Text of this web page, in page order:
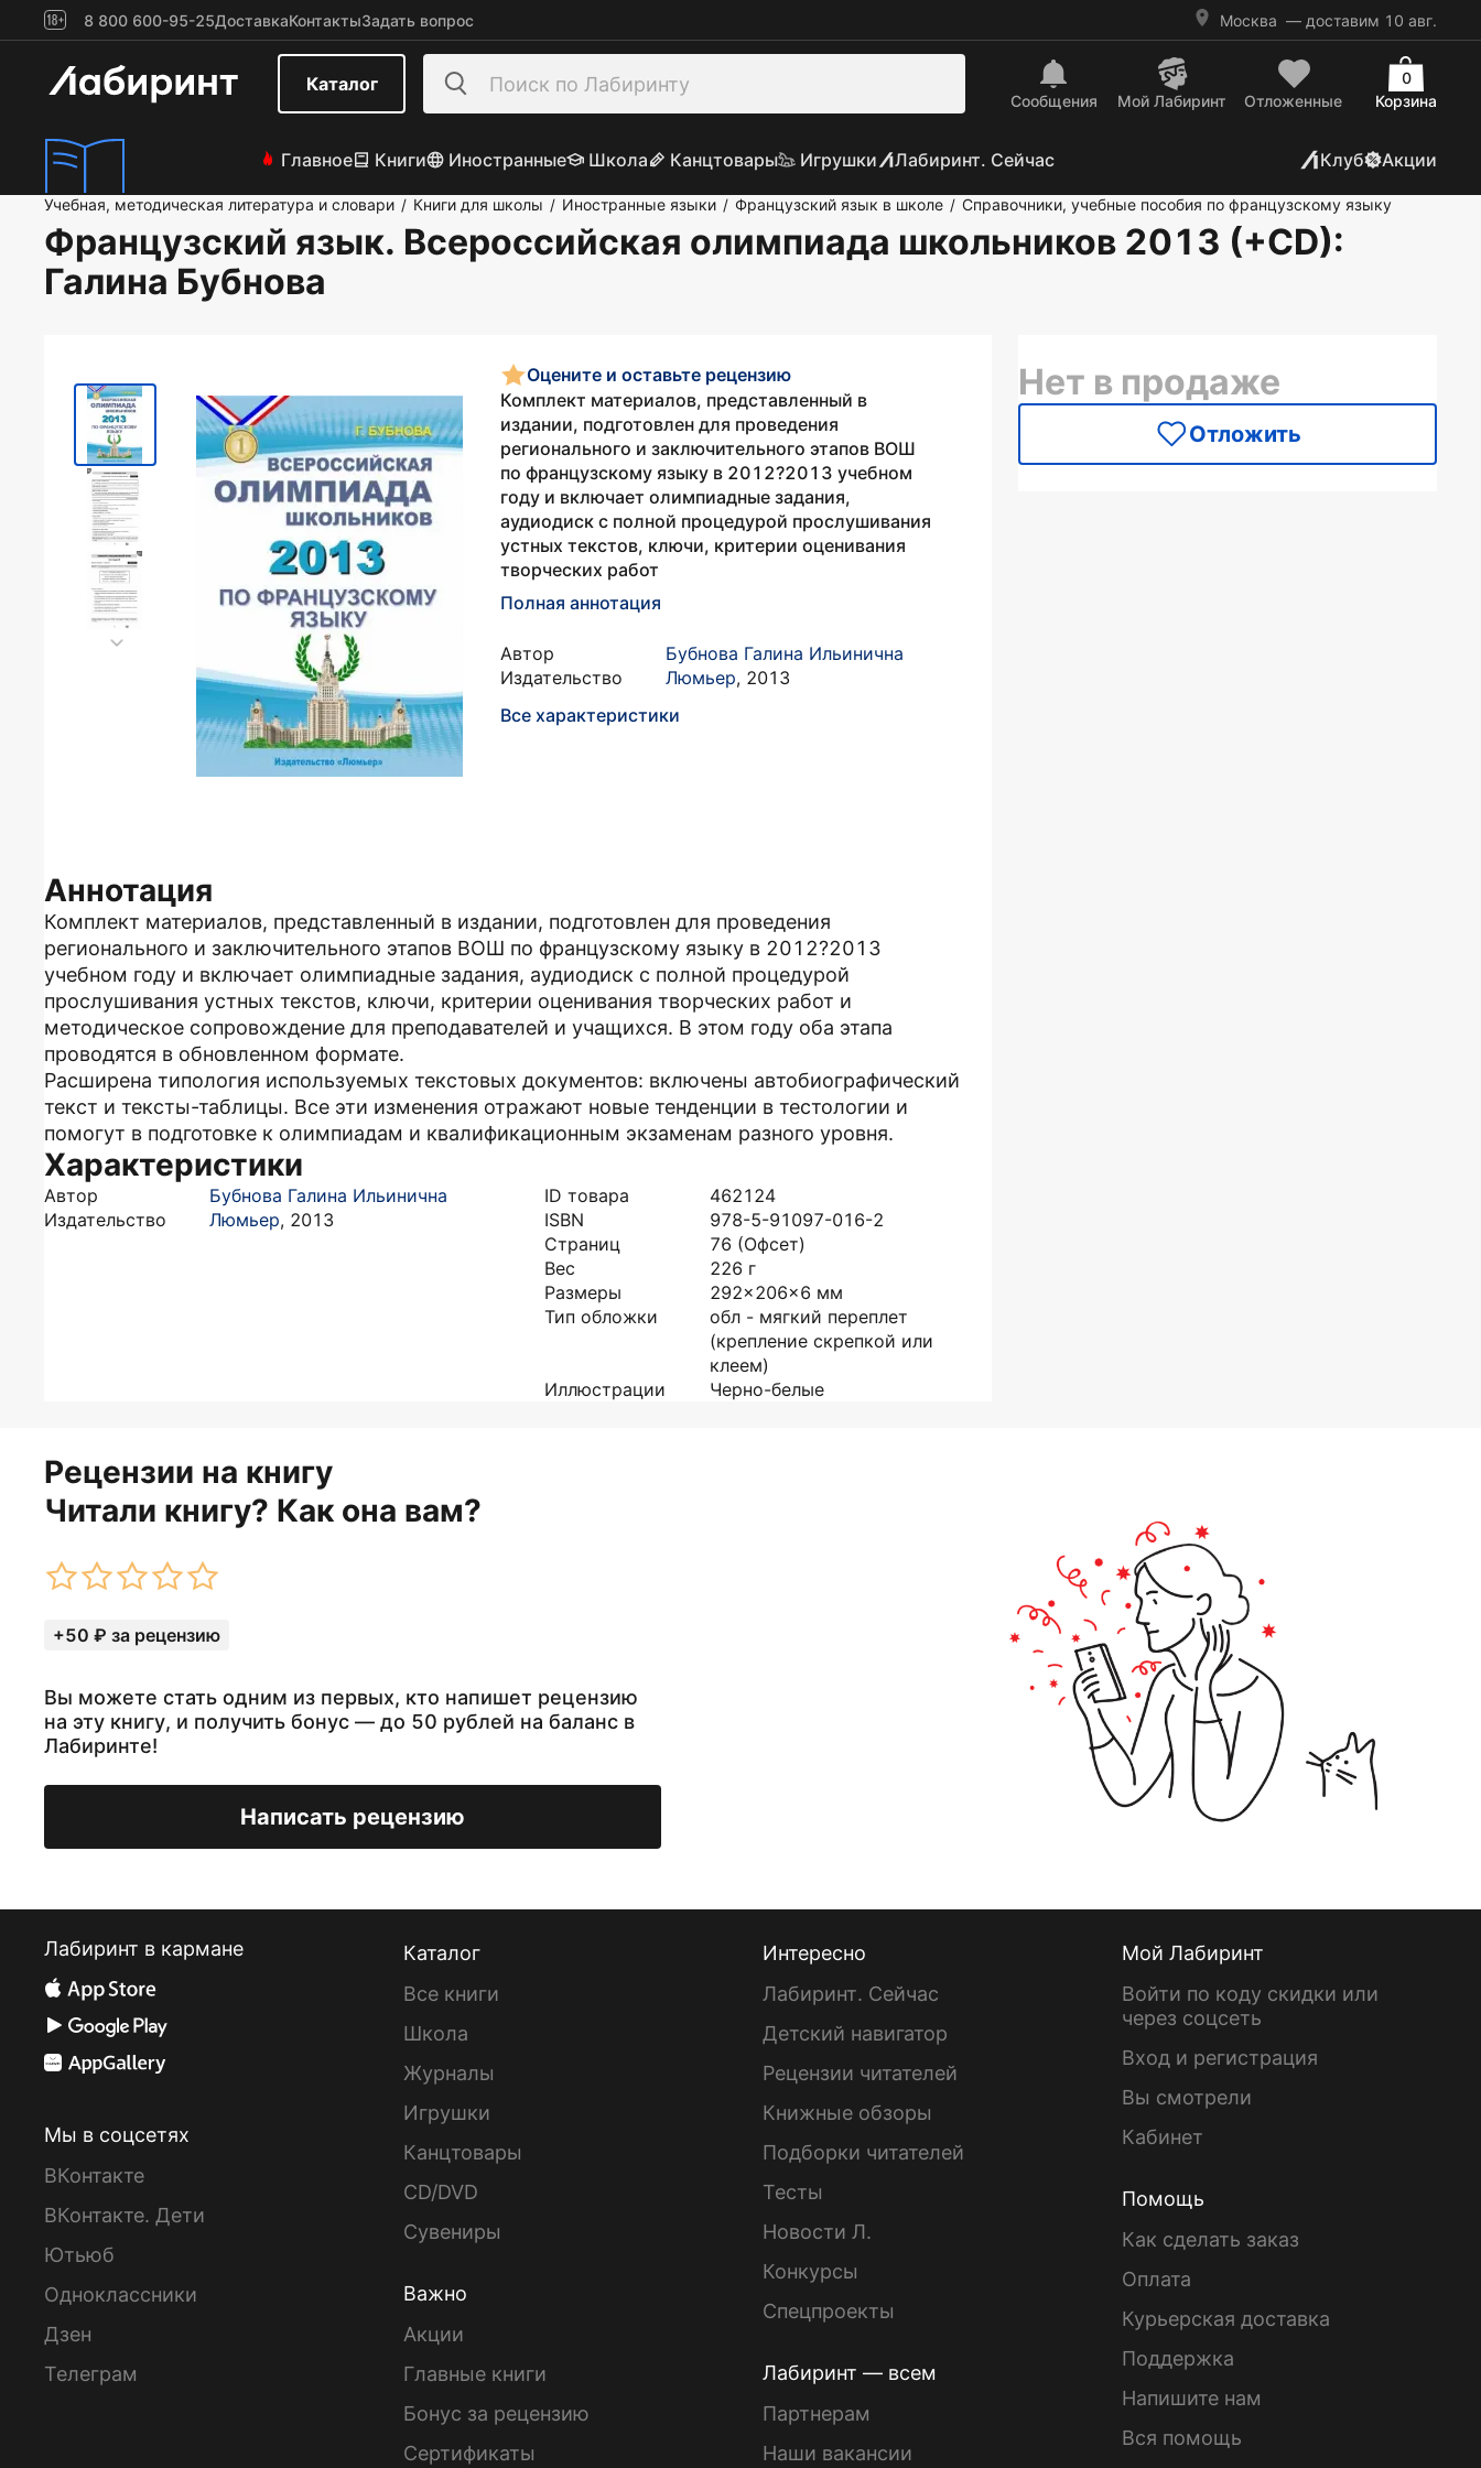
8 800 600-95-25ДоставкаКонтактыЗадать вопрос Москва — доставим 10 авг.
Каталог
Сообщения Mой Лабиринт Отложенные Корзина
0
Главное Книги Иностранные Школа Канцтовары Игрушки Лабиринт. Сейчас Клуб Акции
Учебная, методическая литература и словари / Книги для школы / Иностранные языки / Французский язык в школе / Справочники, учебные пособия по французскому языку
Французский язык. Всероссийская олимпиада школьников 2013 (+CD):
Галина Бубнова
Оцените и оставьте рецензию
Комплект материалов, представленный в
издании, подготовлен для проведения
регионального и заключительного этапов ВОШ
по французскому языку в 2012?2013 учебном
году и включает олимпиадные задания,
аудиодиск с полной процедурой прослушивания
устных текстов, ключи, критерии оценивания
творческих работ
Полная аннотация
Автор
Бубнова Галина Ильинична
Издательство
Люмьер, 2013
Все характеристики
Аннотация
Комплект материалов, представленный в издании, подготовлен для проведения
регионального и заключительного этапов ВОШ по французскому языку в 2012?2013
учебном году и включает олимпиадные задания, аудиодиск с полной процедурой
прослушивания устных текстов, ключи, критерии оценивания творческих работ и
методическое сопровождение для преподавателей и учащихся. В этом году оба этапа
проводятся в обновленном формате.
Расширена типология используемых текстовых документов: включены автобиографический
текст и тексты-таблицы. Все эти изменения отражают новые тенденции в тестологии и
помогут в подготовке к олимпиадам и квалификационным экзаменам разного уровня.
Характеристики
Автор
Бубнова Галина Ильинична
Издательство
Люмьер, 2013
ID товара
462124
ISBN
978-5-91097-016-2
Страниц
76 (Офсет)
Вес
226 г
Размеры
292x206x6 мм
Тип обложки
обл - мягкий переплет
(крепление скрепкой или
клеем)
Иллюстрации
Черно-белые
Нет в продаже
Отложить
Рецензии на книгу
Читали книгу? Как она вам?
+50 ₽ за рецензию
Вы можете стать одним из первых, кто напишет рецензию
на эту книгу, и получить бонус — до 50 рублей на баланс в
Лабиринте!
Написать рецензию
Лабиринт в кармане
Мы в соцсетях
ВКонтакте
ВКонтакте. Дети
Ютьюб
Одноклассники
Дзен
Телеграм
Каталог
Все книги
Школа
Журналы
Игрушки
Канцтовары
CD/DVD
Сувениры
Важно
Акции
Главные книги
Бонус за рецензию
Сертификаты
Интересно
Лабиринт. Сейчас
Детский навигатор
Рецензии читателей
Книжные обзоры
Подборки читателей
Тесты
Новости Л.
Конкурсы
Спецпроекты
Лабиринт — всем
Партнерам
Наши вакансии
Мой Лабиринт
Войти по коду скидки или
через соцсеть
Вход и регистрация
Вы смотрели
Кабинет
Помощь
Как сделать заказ
Оплата
Курьерская доставка
Поддержка
Напишите нам
Вся помощь